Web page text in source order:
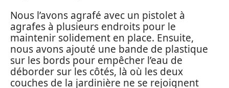
Nous l’avons agrafé avec un pistolet à
agrafes à plusieurs endroits pour le
maintenir solidement en place. Ensuite,
nous avons ajouté une bande de plastique
sur les bords pour empêcher l’eau de
déborder sur les côtés, là où les deux
couches de la jardinière ne se rejoignent